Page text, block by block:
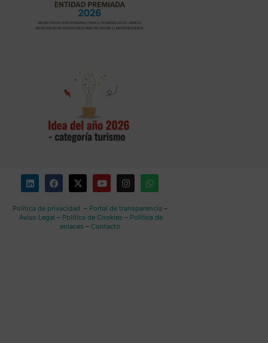
Política de privacidad – Portal de transparencia–
Aviso Legal – Política de Cookies – Política de
enlaces – Contacto